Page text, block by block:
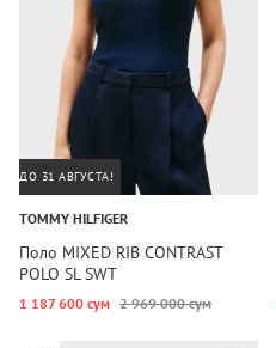
ДО 31 АВГУСТА!
TOMMY HILFIGER
Поло MIXED RIB CONTRAST
POLO SL SWT
1 187 600 сум 2 969 000 сум